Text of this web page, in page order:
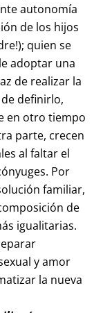
autonomía
de los hijos
quien se
adoptar una
de realizar la
definirlo,
en otro tiempo
parte, crecen
al faltar el
Por
familiar,
de
igualitarias.
y amor
la nueva